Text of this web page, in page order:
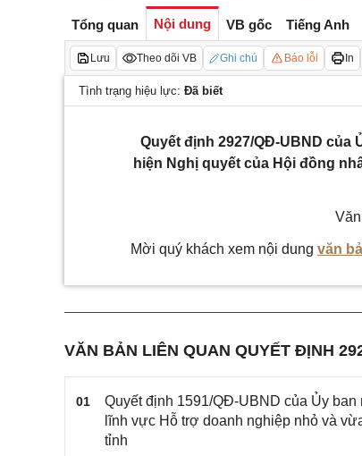
Tổng quan Nội dung VB gốc Tiếng Anh
Lưu Theo dõi VB Ghi chú Báo lỗi In
Tình trạng hiệu lực: Đã biết
Quyết định 2927/QĐ-UBND của
hiện Nghị quyết của Hội đồng
Mời quý khách xem nội dung văn
VĂN BẢN LIÊN QUAN QUYẾT ĐỊNH
01
Quyết định 1591/QĐ-UBND của Ủy
lĩnh vực Hỗ trợ doanh nghiệp nhỏ và
tỉnh